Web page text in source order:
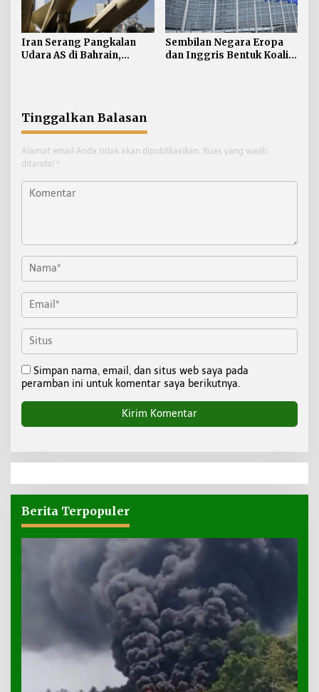
Iran Serang Pangkalan
Udara AS di Bahrain,
Sembilan Negara Eropa
dan Inggris Bentuk Koalisi
Tinggalkan Balasan
Alamat email Anda tidak akan dipublikasikan. Ruas yang wajib
ditandai *
Simpan nama, email, dan situs web saya pada
peramban ini untuk komentar saya berikutnya.
Berita Terpopuler